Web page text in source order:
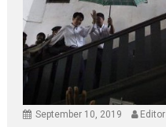
September 10, 2019
Editor